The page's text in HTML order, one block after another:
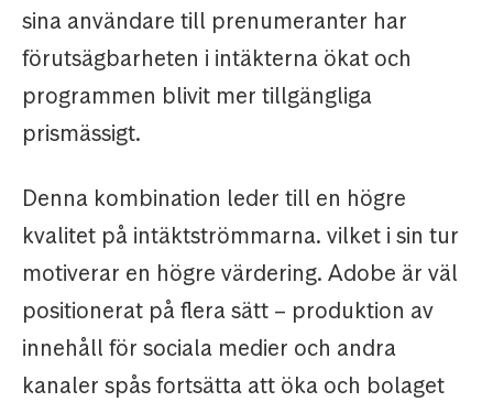
sina användare till prenumeranter har
förutsägbarheten i intäkterna ökat och
programmen blivit mer tillgängliga
prismässigt.
Denna kombination leder till en högre
kvalitet på intäktströmmarna. vilket i sin tur
motiverar en högre värdering. Adobe är väl
positionerat på flera sätt – produktion av
innehåll för sociala medier och andra
kanaler spås fortsätta att öka och bolaget